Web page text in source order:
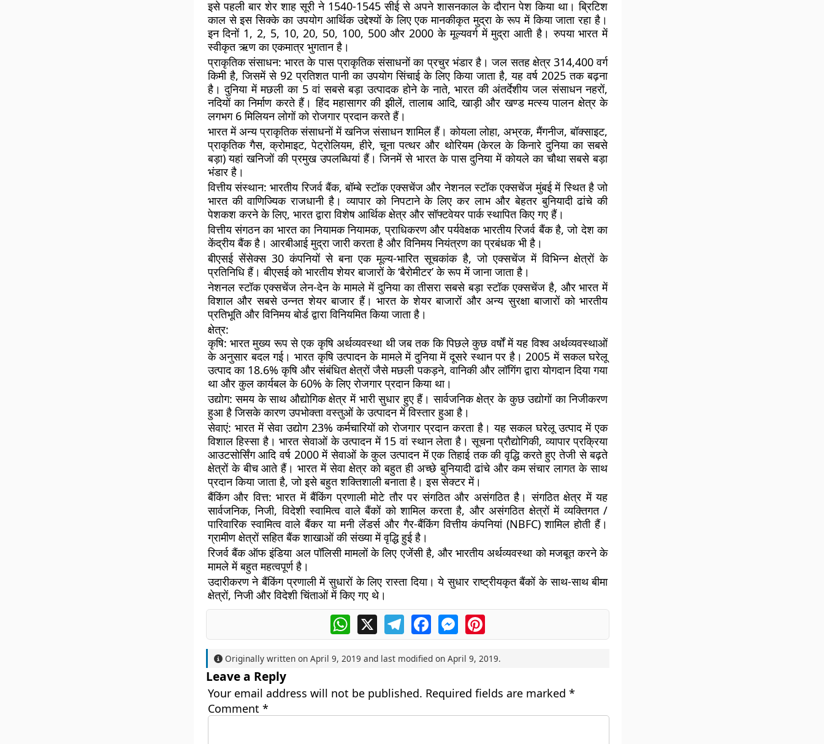
इसे पहली बार शेर शाह सूरी ने 1540-1545 सीई से अपने शासनकाल के दौरान पेश किया था। ब्रिटिश
काल से इस सिक्के का उपयोग आर्थिक उद्देश्यों के लिए एक मानकीकृत मुद्रा के रूप में किया जाता रहा है।
इन दिनों 1, 2, 5, 10, 20, 50, 100, 500 और 2000 के मूल्यवर्ग में मुद्रा आती है। रुपया भारत में
स्वीकृत ऋण का एकमात्र भुगतान है।
प्राकृतिक संसाधन: भारत के पास प्राकृतिक संसाधनों का प्रचुर भंडार है। जल सतह क्षेत्र 314,400 वर्ग
किमी है, जिसमें से 92 प्रतिशत पानी का उपयोग सिंचाई के लिए किया जाता है, यह वर्ष 2025 तक बढ़ना
है। दुनिया में मछली का 5 वां सबसे बड़ा उत्पादक होने के नाते, भारत की अंतर्देशीय जल संसाधन नहरों,
नदियों का निर्माण करते हैं। हिंद महासागर की झीलें, तालाब आदि, खाड़ी और खण्ड मत्स्य पालन क्षेत्र के
लगभग 6 मिलियन लोगों को रोजगार प्रदान करते हैं।
भारत में अन्य प्राकृतिक संसाधनों में खनिज संसाधन शामिल हैं। कोयला लोहा, अभ्रक, मैंगनीज, बॉक्साइट,
प्राकृतिक गैस, क्रोमाइट, पेट्रोलियम, हीरे, चूना पत्थर और थोरियम (केरल के किनारे दुनिया का सबसे
बड़ा) यहां खनिजों की प्रमुख उपलब्धियां हैं। जिनमें से भारत के पास दुनिया में कोयले का चौथा सबसे बड़ा
भंडार है।
वित्तीय संस्थान:भारतीय रिजर्व बैंक, बॉम्बे स्टॉक एक्सचेंज और नेशनल स्टॉक एक्सचेंज मुंबई में स्थित है जो
भारत की वाणिज्यिक राजधानी है। व्यापार को निपटाने के लिए कर लाभ और बेहतर बुनियादी ढांचे की
पेशकश करने के लिए, भारत द्वारा विशेष आर्थिक क्षेत्र और सॉफ्टवेयर पार्क स्थापित किए गए हैं।
वित्तीय संगठन का भारत का नियामक नियामक, प्राधिकरण और पर्यवेक्षक भारतीय रिजर्व बैंक है, जो देश का
केंद्रीय बैंक है। आरबीआई मुद्रा जारी करता है और विनिमय नियंत्रण का प्रबंधक भी है।
बीएसई सेंसेक्स 30 कंपनियों से बना एक मूल्य-भारित सूचकांक है, जो एक्सचेंज में विभिन्न क्षेत्रों के
प्रतिनिधि हैं। बीएसई को भारतीय शेयर बाजारों के ‘बैरोमीटर’ के रूप में जाना जाता है।
नेशनल स्टॉक एक्सचेंज लेन-देन के मामले में दुनिया का तीसरा सबसे बड़ा स्टॉक एक्सचेंज है, और भारत में
विशाल और सबसे उन्नत शेयर बाजार हैं। भारत के शेयर बाजारों और अन्य सुरक्षा बाजारों को भारतीय
प्रतिभूति और विनिमय बोर्ड द्वारा विनियमित किया जाता है।
क्षेत्र:
कृषि: भारत मुख्य रूप से एक कृषि अर्थव्यवस्था थी जब तक कि पिछले कुछ वर्षों में यह विश्व अर्थव्यवस्थाओं
के अनुसार बदल गई। भारत कृषि उत्पादन के मामले में दुनिया में दूसरे स्थान पर है। 2005 में सकल घरेलू
उत्पाद का 18.6% कृषि और संबंधित क्षेत्रों जैसे मछली पकड़ने, वानिकी और लॉगिंग द्वारा योगदान दिया गया
था और कुल कार्यबल के 60% के लिए रोजगार प्रदान किया था।
उद्योग:समय के साथ औद्योगिक क्षेत्र में भारी सुधार हुए हैं। सार्वजनिक क्षेत्र के कुछ उद्योगों का निजीकरण
हुआ है जिसके कारण उपभोक्ता वस्तुओं के उत्पादन में विस्तार हुआ है।
सेवाएं: भारत में सेवा उद्योग 23% कर्मचारियों को रोजगार प्रदान करता है। यह सकल घरेलू उत्पाद में एक
विशाल हिस्सा है। भारत सेवाओं के उत्पादन में 15 वां स्थान लेता है। सूचना प्रौद्योगिकी, व्यापार प्रक्रिया
आउटसोर्सिंग आदि वर्ष 2000 में सेवाओं के कुल उत्पादन में एक तिहाई तक की वृद्धि करते हुए तेजी से बढ़ते
क्षेत्रों के बीच आते हैं। भारत में सेवा क्षेत्र को बहुत ही अच्छे बुनियादी ढांचे और कम संचार लागत के साथ
प्रदान किया जाता है, जो इसे बहुत शक्तिशाली बनाता है। इस सेक्टर में।
बैंकिंग और वित्त: भारत में बैंकिंग प्रणाली मोटे तौर पर संगठित और असंगठित है। संगठित क्षेत्र में यह
सार्वजनिक, निजी, विदेशी स्वामित्व वाले बैंकों को शामिल करता है, और असंगठित क्षेत्रों में व्यक्तिगत /
पारिवारिक स्वामित्व वाले बैंकर या मनी लेंडर्स और गैर-बैंकिंग वित्तीय कंपनियां (NBFC) शामिल होती हैं।
ग्रामीण क्षेत्रों सहित बैंक शाखाओं की संख्या में वृद्धि हुई है।
रिजर्व बैंक ऑफ इंडिया अल पॉलिसी मामलों के लिए एजेंसी है, और भारतीय अर्थव्यवस्था को मजबूत करने के
मामले में बहुत महत्वपूर्ण है।
उदारीकरण ने बैंकिंग प्रणाली में सुधारों के लिए रास्ता दिया। ये सुधार राष्ट्रीयकृत बैंकों के साथ-साथ बीमा
क्षेत्रों, निजी और विदेशी चिंताओं में किए गए थे।
WhatsApp
X TelegramFacebookMessengerPinterest
Originally written on April 9, 2019 and last modified on April 9, 2019.
Leave a Reply
Your email address will not be published. Required fields are marked *
Comment *